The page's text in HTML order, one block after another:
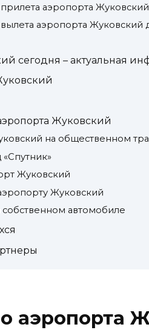
аэропорта
аэропорта
сегодня – актуальная
Жуковский
на общественном
Жуковский
Жуковский
автомобиле
аэропорта